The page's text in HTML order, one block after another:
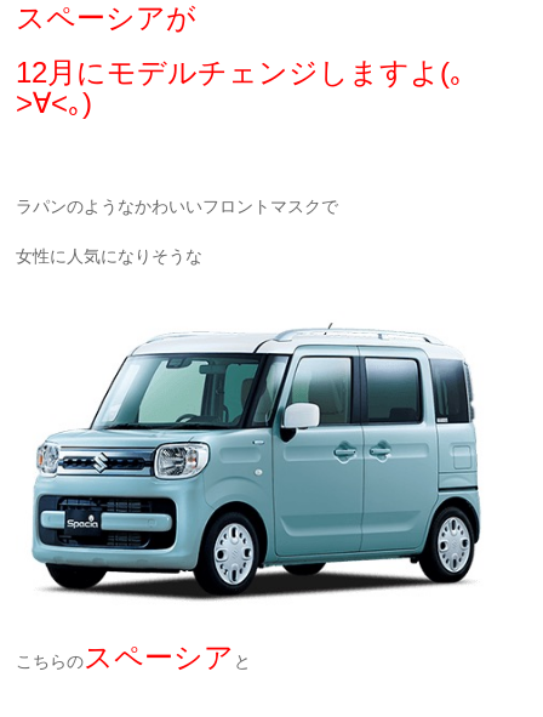
スペーシアが
12月にモデルチェンジしますよ(｡
>∀<｡)
ラパンのようなかわいいフロントマスクで
女性に人気になりそうな
こちらの スペーシア と